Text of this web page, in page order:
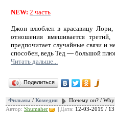
NEW: 2 часть
Джон влюблен в красавицу
отношения вмешивается
предпочитает случайные связи и
способен, ведь Тед — большой
Читать дальше...
Поделиться
Фильмы / Комедия
Почему он? /
Автор: Shumaher Дата: 12-03-2019 /